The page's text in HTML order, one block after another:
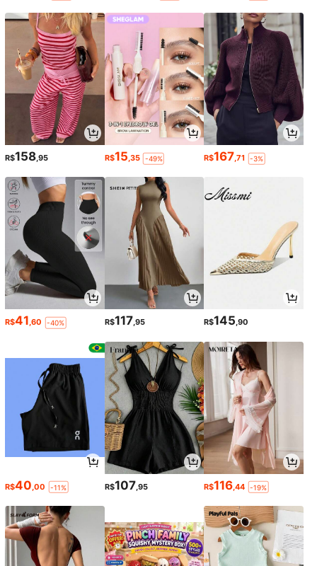
R$158,95 R$15,35 -49% R$167,71 -3%
R$41,60 -40% R$117,95 R$145,90
R$40 ,00 -11% R$107 ,95 R$116 ,44 -19%